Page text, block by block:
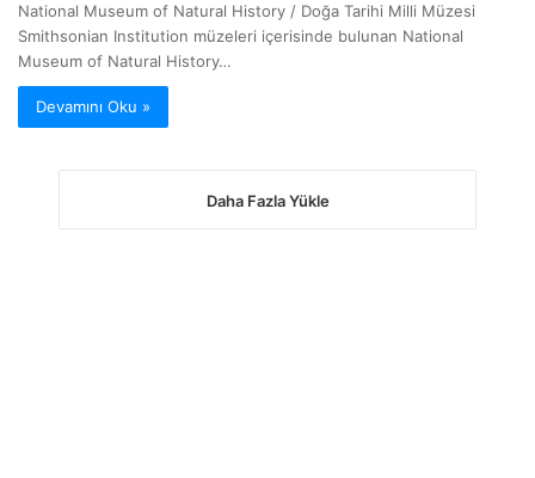
National Museum of Natural History / Doğa Tarihi Milli Müzesi
Smithsonian Institution müzeleri içerisinde bulunan National
Museum of Natural History…
Devamını Oku »
Daha Fazla Yükle